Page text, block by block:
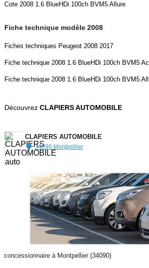
Cote 2008 1.6 BlueHDi 100ch BVM5 Allure
Fiche technique modèle 2008
Fiches techniques Peugeot 2008 2017
Fiche technique 2008 1.6 BlueHDi 100ch BVM5
Fiche technique 2008 1.6 BlueHDi 100ch BVM5
Découvrez CLAPIERS AUTOMOBILE
CLAPIERS AUTOMOBILE
34090 Montpellier
concessionnaire à Montpellier (34090)